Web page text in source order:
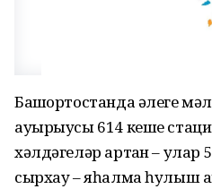
Башҡортостанда әлеге
ауырыусы 614 кеше
хәлдәгеләр артҡан – улар
сырхау – яһалма һулыш